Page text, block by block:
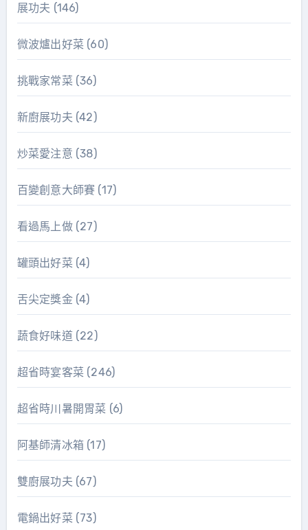
展功夫 (146)
微波爐出好菜 (60)
挑戰家常菜 (36)
新廚展功夫 (42)
炒菜愛注意 (38)
百變創意大師賽 (17)
看過馬上做(27)
罐頭出好菜 (4)
舌尖定獎金(4)
蔬食好味道 (22)
超省時宴客菜 (246)
超省時川暑開胃菜 (6)
阿基師清冰箱(17)
雙廚展功夫 (67)
電鍋出好菜 (73)